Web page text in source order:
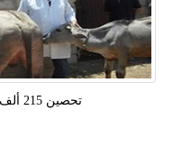
تحصين 215 ألف رأس ماشية وترقيم 36